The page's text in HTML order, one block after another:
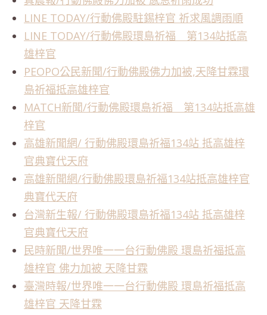
LINE TODAY/行動佛殿駐錫梓官 祈求風調雨順
LINE TODAY/行動佛殿環島祈福 第134站抵高
雄梓官
PEOPO公民新聞/行動佛殿佛力加被,天降甘霖環
島祈福抵高雄梓官
MATCH新聞/行動佛殿環島祈福 第134站抵高雄
梓官
高雄新聞網/ 行動佛殿環島祈福134站 抵高雄梓
官典寶代天府
高雄新聞網/行動佛殿環島祈福134站抵高雄梓官
典寶代天府
台灣新生報/ 行動佛殿環島祈福134站 抵高雄梓
官典寶代天府
民時新聞/世界唯一一台行動佛殿 環島祈福抵高
雄梓官 佛力加被 天降甘霖
臺灣時報/世界唯一一台行動佛殿 環島祈福抵高
雄梓官 天降甘霖